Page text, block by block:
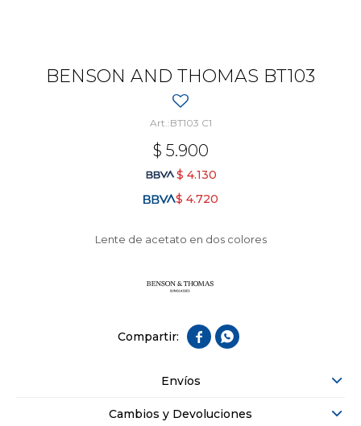
BENSON AND THOMAS BT103
BT103 C1
$ 5.900
$ 4.130
$ 4.720
Lente de acetato en dos colores
 
Envíos
Cambios y Devoluciones